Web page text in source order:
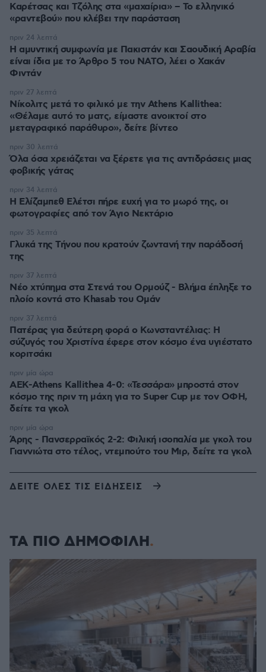
Καρέτσας και Τζόλης στα «μαχαίρια» – Το ελληνικό
«ραντεβού» που κλέβει την παράσταση
Η αμυντική συμφωνία με Πακιστάν και Σαουδική Αραβία
είναι ίδια με το Άρθρο 5 του ΝΑΤΟ, λέει ο Χακάν
Φιντάν
πριν 24 λεπτά
Νίκολιτς μετά το φιλικό με την Athens Kallithea:
«Θέλαμε αυτό το ματς, είμαστε ανοικτοί στο
μεταγραφικό παράθυρο», δείτε βίντεο
πριν 27 λεπτά
Όλα όσα χρειάζεται να ξέρετε για τις αντιδράσεις μιας
φοβικής γάτας
πριν 30 λεπτά
Η Ελίζαμπεθ Ελέτσι πήρε ευχή για το μωρό της, οι
φωτογραφίες από τον Άγιο Νεκτάριο
πριν 34 λεπτά
Γλυκά της Τήνου που κρατούν ζωντανή την παράδοσή
της
πριν 35 λεπτά
Νέο χτύπημα στα Στενά του Ορμούζ - Βλήμα έπληξε το
πλοίο κοντά στο Khasab του Ομάν
πριν 37 λεπτά
Πατέρας για δεύτερη φορά ο Κωνσταντέλιας: Η
σύζυγός του Χριστίνα έφερε στον κόσμο ένα υγιέστατο
κοριτσάκι
πριν 37 λεπτά
ΑΕΚ-Athens Kallithea 4-0: «Τεσσάρα» μπροστά στον
κόσμο της πριν τη μάχη για το Super Cup με τον ΟΦΗ,
δείτε τα γκολ
πριν μία ώρα
Άρης - Πανσερραϊκός 2-2: Φιλική ισοπαλία με γκολ του
Γιαννιώτα στο τέλος, ντεμπούτο του Μιρ, δείτε τα γκολ
πριν μία ώρα
ΔΕΙΤΕ ΟΛΕΣ ΤΙΣ ΕΙΔΗΣΕΙΣ
ΤΑ ΠΙΟ ΔΗΜΟΦΙΛΗ